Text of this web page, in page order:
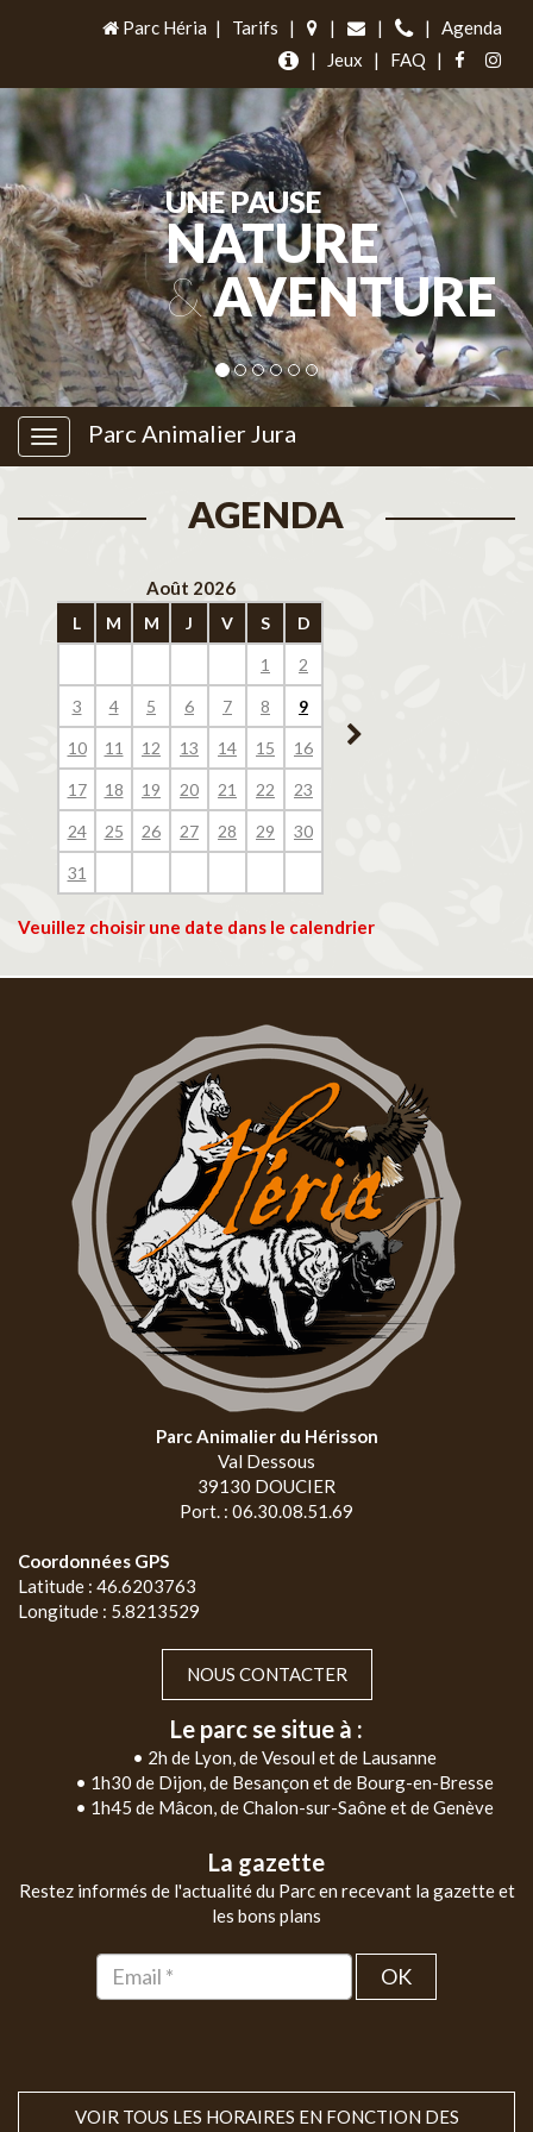
Parc Héria | Tarifs | | | |
Agenda
|
Jeux | FAQ |
UNE PAUSE
NATURE
&AVENTURE
Parc Animalier Jura
AGENDA
Août 2026
L M M J V S D
1 2
3 4 5 6 7 8 9
10 11 12 13 14 15 16
17 18 19 20 21 22 23
24 25 26 27 28 29 30
31
14
Veuillez choisir une date dans le calendrier
Parc Animalier du Hérisson
Val Dessous
39130 DOUCIER
Port. : 06.30.08.51.69
Coordonnées GPS
Latitude : 46.6203763
Longitude : 5.8213529
NOUS CONTACTER
Le parc se situe à :
• 2h de Lyon, de Vesoul et de Lausanne
• 1h30 de Dijon, de Besançon et de Bourg-en-Bresse
• 1h45 de Mâcon, de Chalon-sur-Saône et de Genève
La gazette
Restez informés de l'actualité du Parc en recevant la gazette et
les bons plans
OK
VOIR TOUS LES HORAIRES EN FONCTION DES